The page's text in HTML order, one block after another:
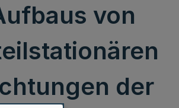
von
der